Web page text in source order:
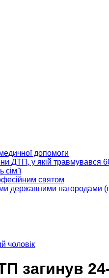
допомоги
ДТП, у якій травмувався
святом
державними нагородами
чоловік
загинув